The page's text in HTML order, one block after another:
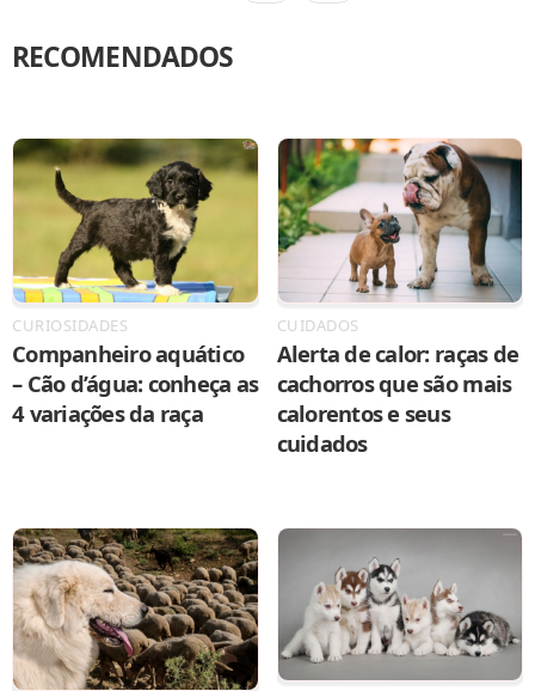
RECOMENDADOS
CURIOSIDADES
Companheiro aquático
– Cão d’água: conheça as
4 variações da raça
CUIDADOS
Alerta de calor: raças de
cachorros que são mais
calorentos e seus
cuidados